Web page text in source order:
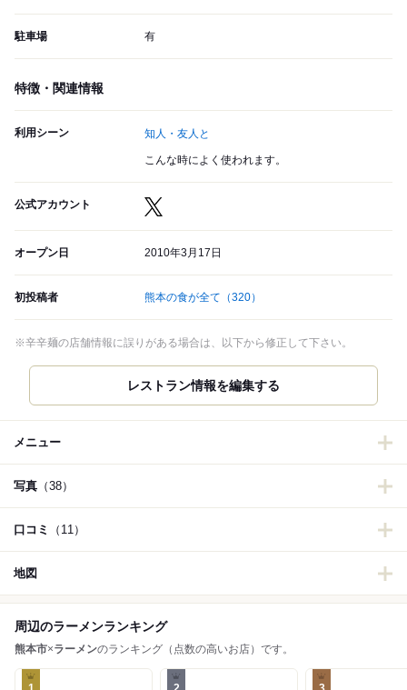
駐車場 有
特徴・関連情報
利用シーン 知人・友人と
こんな時によく使われます。
公式アカウント
オープン日 2010年3月17日
初投稿者 熊本の食が全て （320）
※辛辛麺の店舗情報に誤りがある場合は、以下から修正して下さい。
メニュー
写真 （38）
口コミ （11）
地図
周辺のラーメンランキング
熊本市×ラーメンのランキング（点数の高いお店）です。